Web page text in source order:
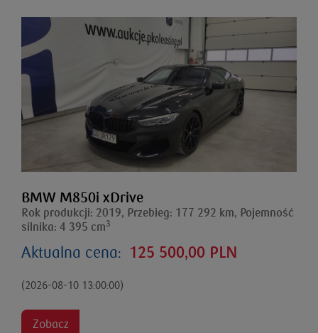
BMW M850i xDrive
Rok produkcji: 2019, Przebieg: 177 292 km, Pojemność
silnika: 4 395 cm3
Aktualna cena: 125 500,00 PLN
(2026-08-10 13:00:00)
Zobacz